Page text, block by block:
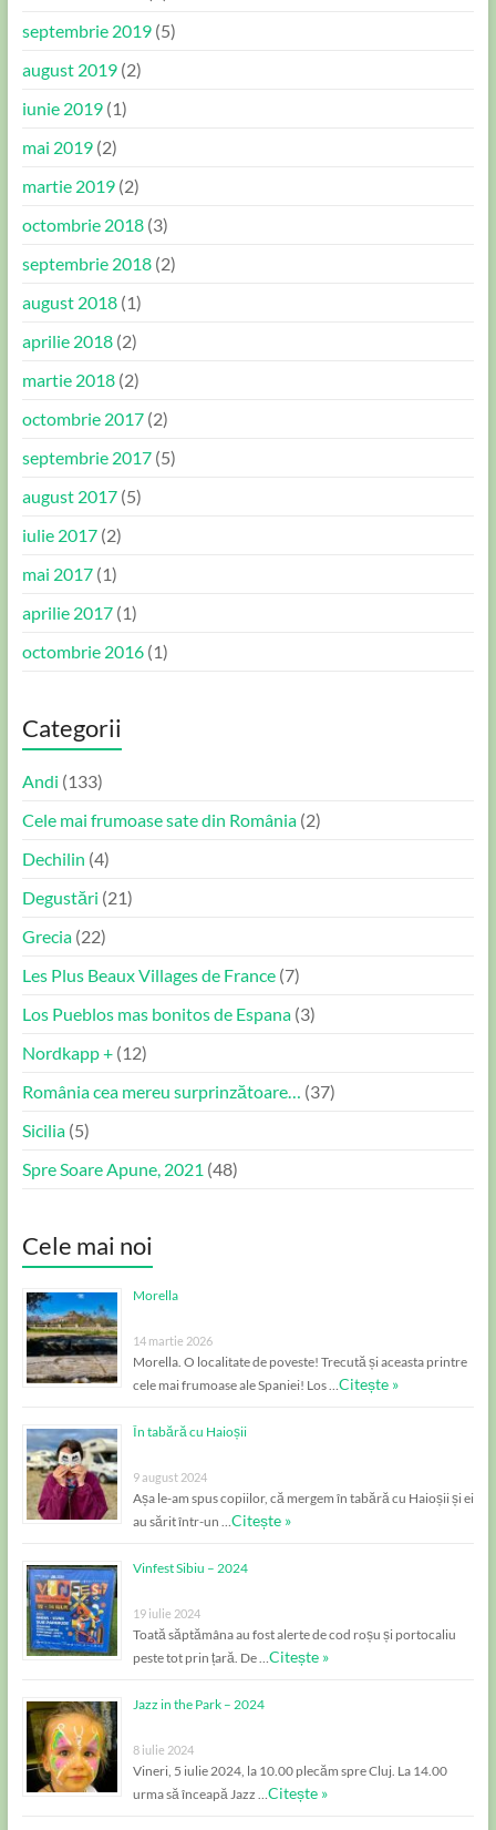
septembrie 2019(5)
august 2019(2)
iunie 2019(1)
mai 2019(2)
martie 2019(2)
octombrie 2018(3)
septembrie 2018(2)
august 2018(1)
aprilie 2018(2)
martie 2018(2)
octombrie 2017(2)
septembrie 2017(5)
august 2017(5)
iulie 2017(2)
mai 2017(1)
aprilie 2017(1)
octombrie 2016(1)
Categorii
Andi (133)
Cele mai frumoase sate din România(2)
Dechilin (4)
Degustări (21)
Grecia(22)
Les Plus Beaux Villages de France(7)
Los Pueblos mas bonitos de Espana(3)
Nordkapp +(12)
România cea mereu surprinzătoare…
(37)
Sicilia(5)
Spre Soare Apune, 2021 (48)
Cele mai noi
Morella
14 martie 2026
Morella. O localitate de poveste! Trecută și aceasta printre
cele mai frumoase ale Spaniei! Los … Citește »
În tabără cu Haioșii
9 august 2024
Așa le-am spus copiilor, că mergem în tabără cu Haioșii și ei
au sărit într-un … Citește »
Vinfest Sibiu – 2024
19 iulie 2024
Toată săptămâna au fost alerte de cod roșu și portocaliu
peste tot prin țară. De … Citește »
Jazz in the Park – 2024
8 iulie 2024
Vineri, 5 iulie 2024, la 10.00 plecăm spre Cluj. La 14.00
urma să înceapă Jazz … Citește »